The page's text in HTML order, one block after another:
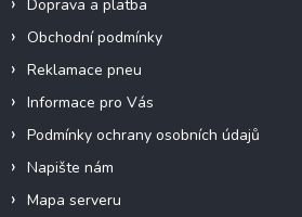
s
Doprava a platba
Obchodní podmínky
Reklamace pneu
Informace pro Vás
Podmínky ochrany osobních údajů
Napište nám
Mapa serveru